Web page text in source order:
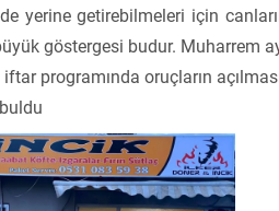
yerine getirebilmeleri için
göstergesi budur. Muharrem
programında oruçların